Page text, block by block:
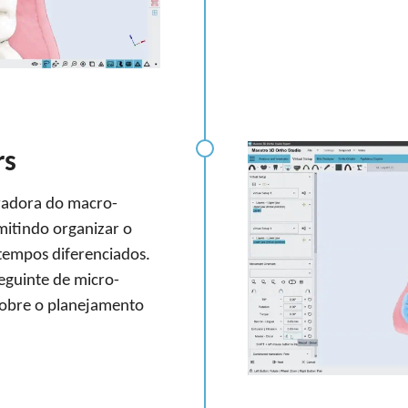
do macro-
organizar o
diferenciados.
de micro-
o planejamento